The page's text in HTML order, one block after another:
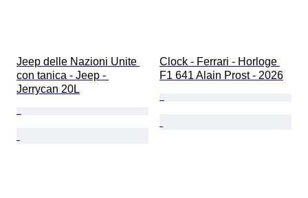
Jeep delle Nazioni Unite
con tanica - Jeep -
Jerrycan 20L
Clock - Ferrari - Horloge
F1 641 Alain Prost - 2026